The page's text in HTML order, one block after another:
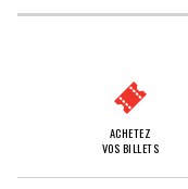
ACHETEZ
VOS BILLETS